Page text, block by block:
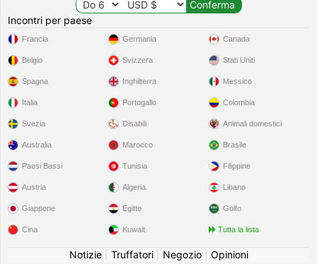
Incontri per paese
Francia
Belgio
Spagna
Italia
Svezia
Germania
Svizzera
Inghilterra
Portogallo
Disabili
Canada
Stati Uniti
Messico
Colombia
Animali domestici
Australia
Paesi Bassi
Austria
Giappone
Cina
Marocco
Tunisia
Algeria
Egitto
Kuwait
Brasile
Filippine
Libano
Golfo
Tutta la lista
Notizie| Truffatori| Negozio| Opinioni